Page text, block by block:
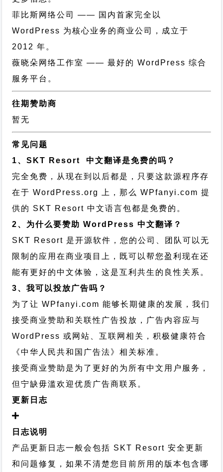
菲比斯网络公司
—— 国内首家完全以
WordPress 为核心业务的商业公司，成立于
2012 年。
薇晓朵网络工作室 —— 最好的 WordPress 综合
服务平台。
往期赞助商
暂无
常见问题
1、SKT Resort 中文翻译是免费的吗？
完全免费，从现在到以后都是，只要这款源程序存
在于 WordPress.org 上，那么 WPfanyi.com 提
供的 SKT Resort 中文语言包都是免费的。
2、为什么要赞助 WordPress 中文翻译？
SKT Resort 是开源软件，您的公司、团队可以无
限制的应用在商业项目上，既可以帮您盈利现在还
能有更好的中文体验，这是互利共生的良性关系。
3、我可以投放广告吗？
为了让 WPfanyi.com 能够长期健康的发展，我们
接受商业赞助和关联性广告投放，广告内容应与
WordPress 或网站、互联网相关，积极健康符合
《中华人民共和国广告法》相关标准。
接受商业赞助是为了更好的为所有中文用户服务，
但宁缺毋滥欢迎优质广告商联系。
更新日志
日志说明
产品更新日志一般会包括 SKT Resort 安全更新
和问题修复，如果不清楚您目前所用的版本包含哪